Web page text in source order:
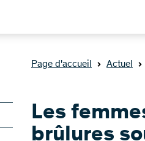
Page d'accueil Actuel
Les
brûlures